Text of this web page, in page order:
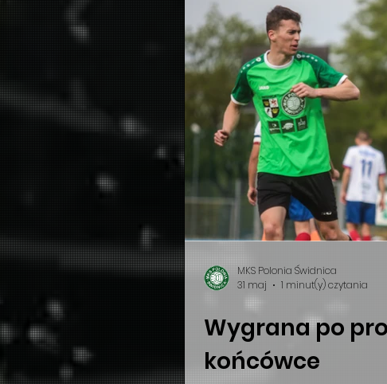
Wygrana po
końcówce
MKS Polonia Świdnica
31 maj
1 minut(y) czytania